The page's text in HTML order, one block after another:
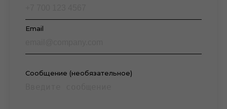
Email
Сообщение (необязательное)